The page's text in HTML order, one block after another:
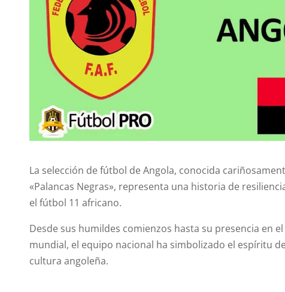
La selección de fútbol de Angola, conocida
«Palancas Negras», representa una historia de
el fútbol 11 africano.
Desde sus humildes comienzos hasta su presencia en
mundial, el equipo nacional ha simbolizado el espíritu
cultura angoleña.